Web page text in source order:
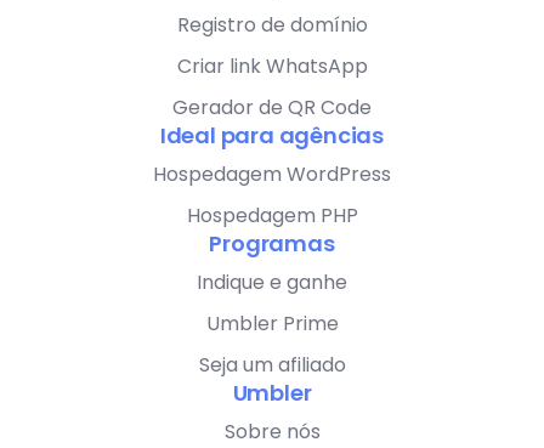
Registro de domínio
Criar link WhatsApp
Gerador de QR Code
Ideal para agências
Hospedagem WordPress
Hospedagem PHP
Programas
Indique e ganhe
Umbler Prime
Seja um afiliado
Umbler
Sobre nós